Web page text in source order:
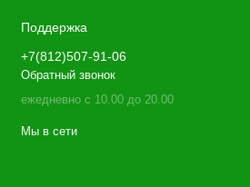
Поддержка
+7(812)507-91-06
Обратный звонок
ежедневно с 10.00 до 20.00
Мы в сети